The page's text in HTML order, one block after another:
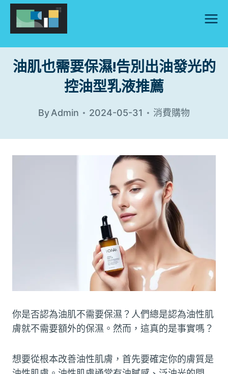
Skip
content
油肌也需要保濕!告別出油發光的
控油型乳液推薦
ByAdmin 2024-05-31 消費購物
你是否認為油肌不需要保濕？人們總是認為油性肌
膚就不需要額外的保濕。然而，這真的是事實嗎？
想要從根本改善油性肌膚，首先要確定你的膚質是